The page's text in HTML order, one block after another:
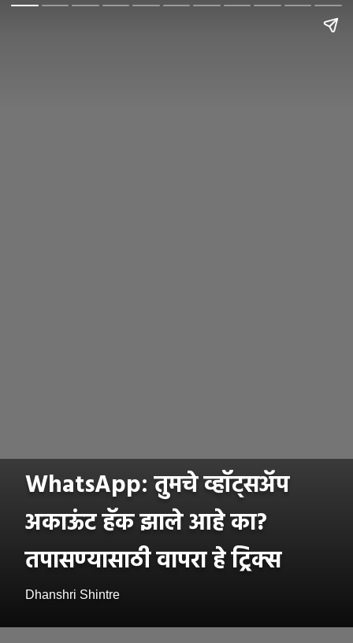
WhatsApp: तुमचे व्हॉट्सअ‍ॅप
अकाऊंट हॅक झाले आहे का?
तपासण्यासाठी वापरा हे ट्रिक्स
Dhanshri Shintre